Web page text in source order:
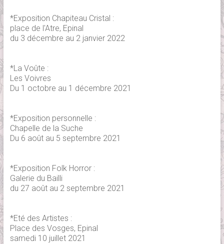
*Exposition Chapiteau Cristal :
place de l'Atre, Epinal
du 3 décembre au 2 janvier 2022
*La Voûte :
Les Voivres
Du 1 octobre au 1 décembre 2021
*Exposition personnelle :
Chapelle de la Suche
Du 6 août au 5 septembre 2021
*Exposition Folk Horror :
Galerie du Bailli
du 27 août au 2 septembre 2021
*Eté des Artistes :
Place des Vosges, Epinal
samedi 10 juillet 2021